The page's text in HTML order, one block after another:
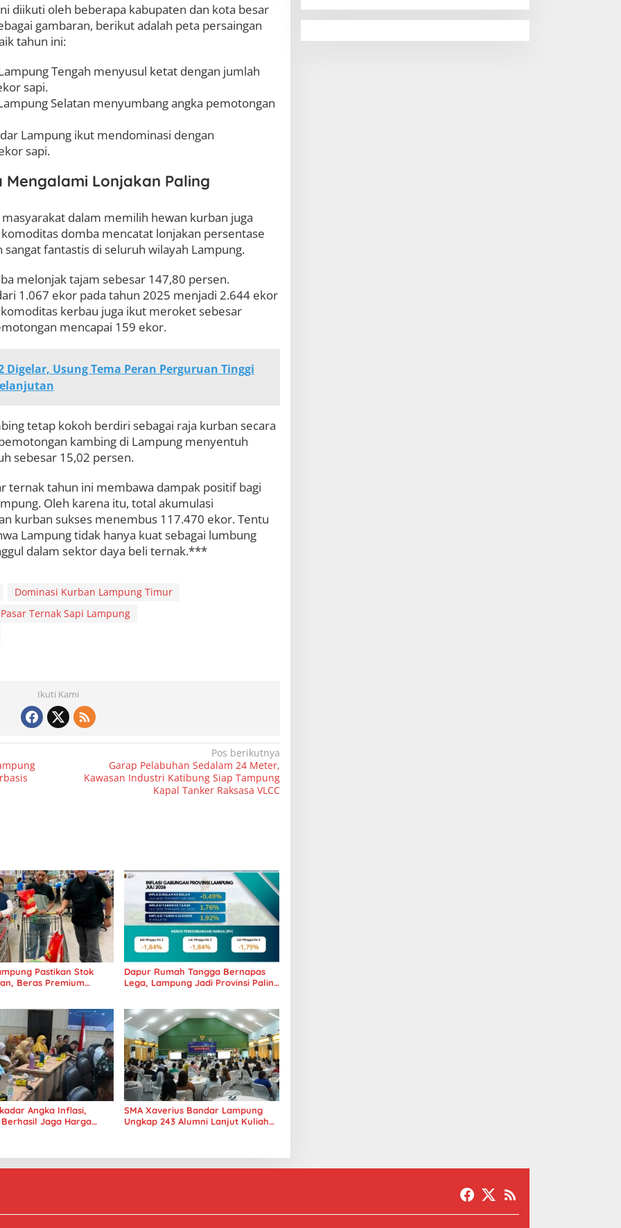
diikuti oleh beberapa kabupaten dan kota besar
gambaran, berikut adalah peta persaingan
tahun ini:
Tengah menyusul ketat dengan jumlah
sapi.
Selatan menyumbang angka pemotongan
Lampung ikut mendominasi dengan
sapi.
Mengalami Lonjakan Paling
dalam memilih hewan kurban juga
domba mencatat lonjakan persentase
sangat fantastis di seluruh wilayah Lampung.
melonjak tajam sebesar 147,80 persen.
1.067 ekor pada tahun 2025 menjadi 2.644 ekor
kerbau juga ikut meroket sebesar
mencapai 159 ekor.
Digelar, Usung Tema Peran Perguruan Tinggi
tetap kokoh berdiri sebagai raja kurban secara
kambing di Lampung menyentuh
sebesar 15,02 persen.
ternak tahun ini membawa dampak positif bagi
Oleh karena itu, total akumulasi
kurban sukses menembus 117.470 ekor. Tentu
Lampung tidak hanya kuat sebagai lumbung
dalam sektor daya beli ternak.***
Dominasi Kurban Lampung Timur
Pasar Ternak Sapi Lampung
Ikuti Kami
Pos berikutnya
Garap Pelabuhan Sedalam 24 Meter,
Kawasan Industri Katibung Siap Tampung
Kapal Tanker Raksasa VLCC
Pastikan Stok
Beras Premium
Dapur Rumah Tangga Bernapas
Lega, Lampung Jadi Provinsi Paling
Angka Inflasi,
Jaga Harga
SMA Xaverius Bandar Lampung
Ungkap 243 Alumni Lanjut Kuliah